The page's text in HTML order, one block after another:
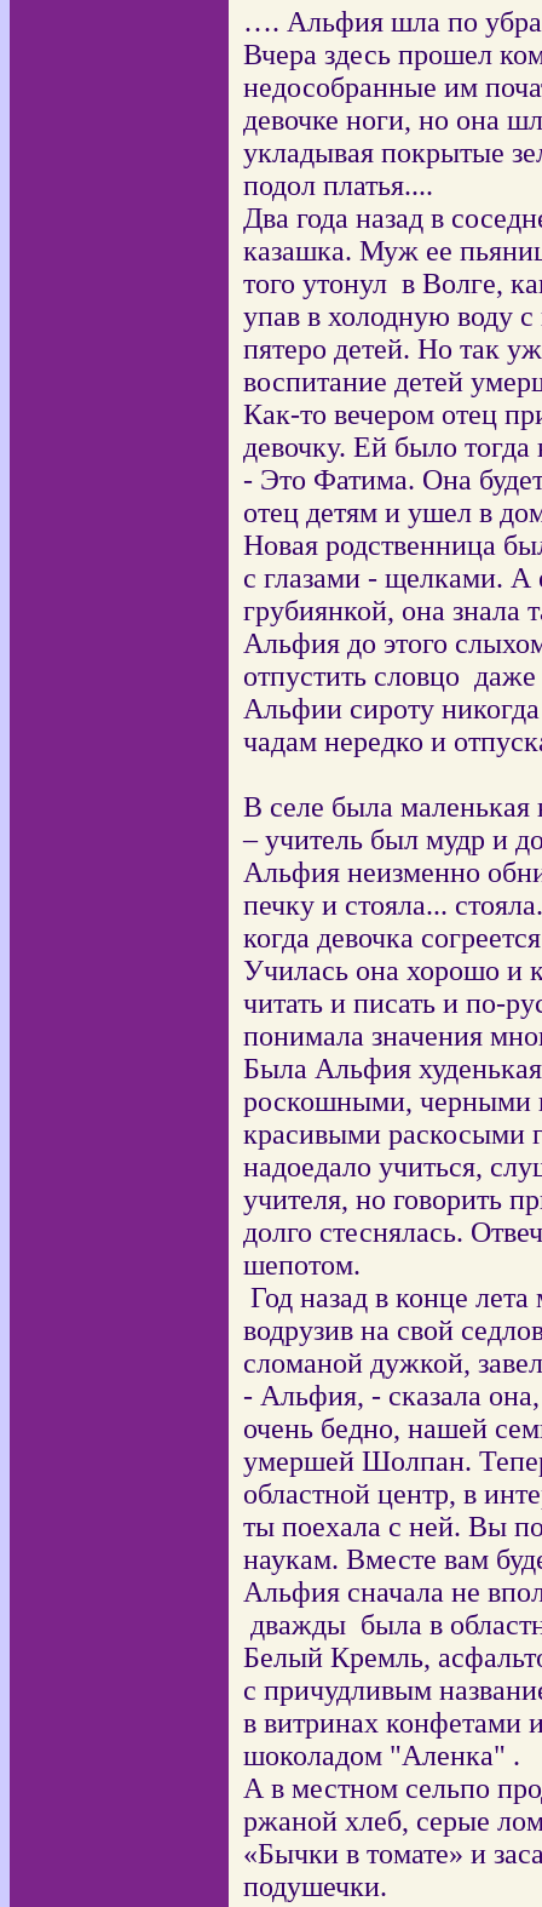
…. Альфия шла по
Вчера здесь прошел
недособранные им
девочке ноги, но она
укладывая покрытые
подол платья....
Два года назад в
казашка. Муж ее
того утонул в Волге,
упав в холодную воду
пятеро детей. Но так
воспитание детей
Как-то вечером отец
девочку. Ей было
- Это Фатима. Она
отец детям и ушел в
Новая родственница
с глазами - щелками.
грубиянкой, она знала
Альфия до этого
отпустить словцо
Альфии сироту
чадам нередко и
В селе была маленькая
– учитель был мудр и
Альфия неизменно
печку и стояла...
когда девочка
Училась она хорошо и
читать и писать и по-
понимала значения
Была Альфия
роскошными, черными
красивыми раскосыми
надоедало учиться,
учителя, но говорить
долго стеснялась.
шепотом.
Год назад в конце
водрузив на свой
сломаной дужкой,
- Альфия, - сказала
очень бедно, нашей
умершей Шолпан.
областной центр, в
ты поехала с ней. Вы
наукам. Вместе вам
Альфия сначала не
дважды была в
Белый Кремль,
с причудливым
в витринах конфетами
шоколадом "Аленка" .
А в местном сельпо
ржаной хлеб, серые
«Бычки в томате» и
подушечки.